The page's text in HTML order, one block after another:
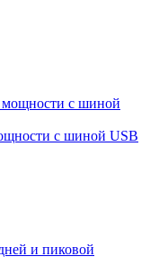
с шиной USB